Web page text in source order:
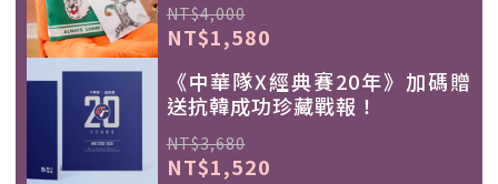
NT$4,000
NT$1,580
《中華隊X經典賽20年》加碼贈
送抗韓成功珍藏戰報！
NT$3,680
NT$1,520